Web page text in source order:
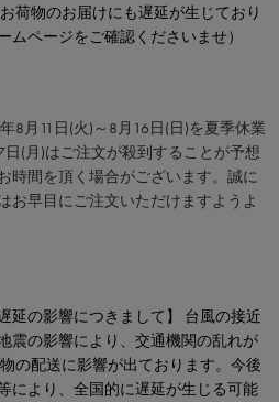
荷物のお届けにも遅延が生じており
ムページをご確認くださいませ）
8月11日(火)～8月16日(日)を夏季休業
(月)はご注文が殺到することが予想
時間を頂く場合がございます。誠に
お早目にご注文いただけますようよ
延の影響につきまして】 台風の接近
震の影響により、交通機関の乱れが
の配送に影響が出ております。今後
により、全国的に遅延が生じる可能